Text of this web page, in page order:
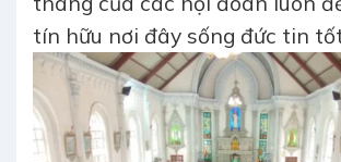
tín hữu nơi đây sống đức tin